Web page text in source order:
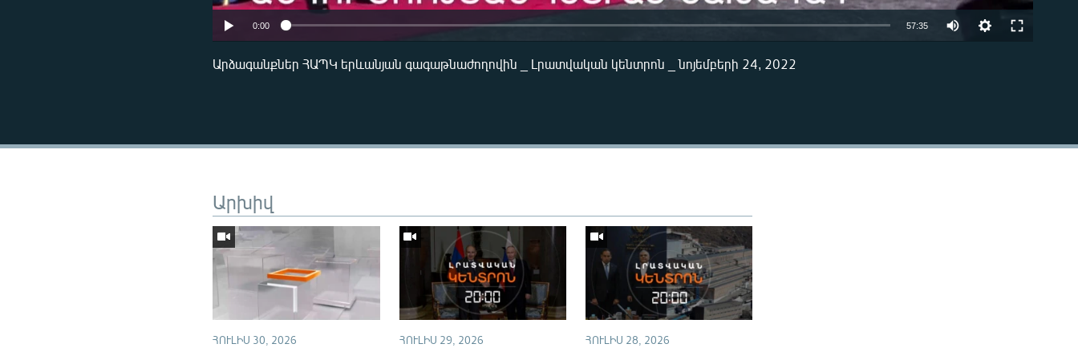
Auto 240p 360p
720p
0:00 57:35
Արձագանքներ ՀԱՊԿ երևանյան գագաթնաժողովին _ Լրատվական կենտրոն _ նոյեմբերի 24, 2022
Արխիվ
ՀՈՒԼԻՍ 30, 2026 ՀՈՒԼԻՍ 29, 2026 ՀՈՒԼԻՍ 28, 2026